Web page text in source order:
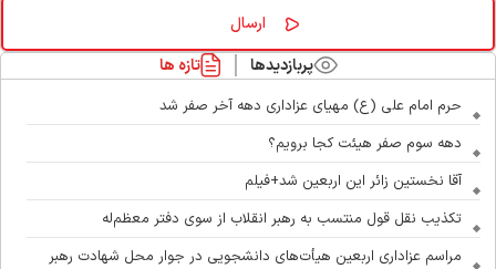
پربازدیدها تازه ها
حرم امام علی (ع) مهیای عزاداری دهه آخر صفر شد
دهه سوم صفر هیئت کجا برویم؟
آقا نخستین زائر این اربعین شد+فیلم
تکذیب نقل قول منتسب به رهبر انقلاب از سوی دفتر معظم‌له
مراسم عزاداری اربعین هیأت‌های دانشجویی در جوار محل شهادت رهبر